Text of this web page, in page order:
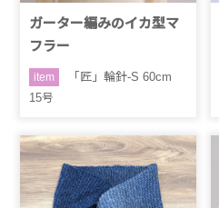
ガーター編みのイカ型マ
フラー
item
「匠」輪針-S 60cm
15号